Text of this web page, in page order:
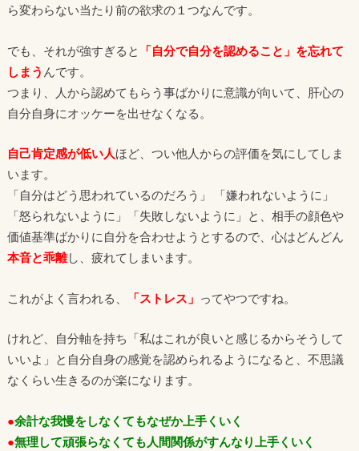
ら変わらない当たり前の欲求の１つなんです。
でも、それが強すぎると
「自分で自分を認めること」を忘れて
しまう んです。
つまり、人から認めてもらう事ばかりに意識が向いて、肝心の
自分自身にオッケーを出せなくなる。
自己肯定感が低い人ほど、つい他人からの評価を気にしてしま
います。
「自分はどう思われているのだろう」 「嫌われないように」
「怒られないように」「失敗しないように」と、相手の顔色や
価値基準ばかりに自分を合わせようとするので、心はどんどん
本音と乖離し、疲れてしまいます。
これがよく言われる、 「ストレス」 ってやつですね。
けれど、自分軸を持ち「私はこれが良いと感じるからそうして
いいよ」と自分自身の感覚を認められるようになると、不思議
なくらい生きるのが楽になります。
●余計な我慢をしなくてもなぜか上手くいく
●無理して頑張らなくても人間関係がすんなり上手くいく